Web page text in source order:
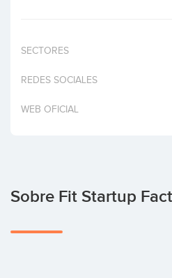
Invertir
SECTORES
REDES SOCIALES
WEB OFICIAL
Sobre Fit Startup